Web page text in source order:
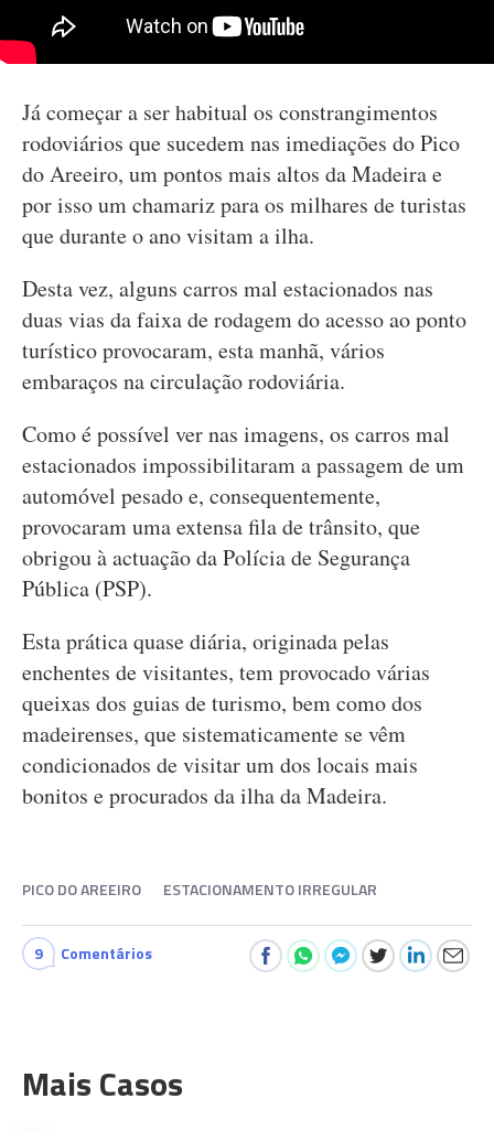
Já começar a ser habitual os constrangimentos
rodoviários que sucedem nas imediações do Pico
do Areeiro, um pontos mais altos da Madeira e
por isso um chamariz para os milhares de turistas
que durante o ano visitam a ilha.
Desta vez, alguns carros mal estacionados nas
duas vias da faixa de rodagem do acesso ao ponto
turístico provocaram, esta manhã, vários
embaraços na circulação rodoviária.
Como é possível ver nas imagens, os carros mal
estacionados impossibilitaram a passagem de um
automóvel pesado e, consequentemente,
provocaram uma extensa fila de trânsito, que
obrigou à actuação da Polícia de Segurança
Pública (PSP).
Esta prática quase diária, originada pelas
enchentes de visitantes, tem provocado várias
queixas dos guias de turismo, bem como dos
madeirenses, que sistematicamente se vêm
condicionados de visitar um dos locais mais
bonitos e procurados da ilha da Madeira.
PICO DO AREEIRO ESTACIONAMENTO IRREGULAR
9 Comentários
Mais Casos